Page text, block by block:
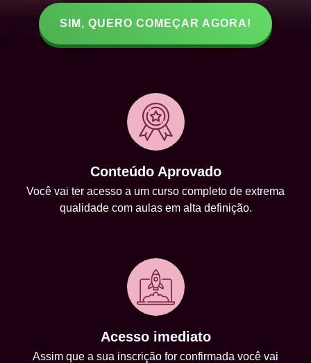
SIM, QUERO COMEÇAR AGORA!
Conteúdo Aprovado
Você vai ter acesso a um curso completo de extrema
qualidade com aulas em alta definição.
Acesso imediato
Assim que a sua inscrição for confirmada você vai